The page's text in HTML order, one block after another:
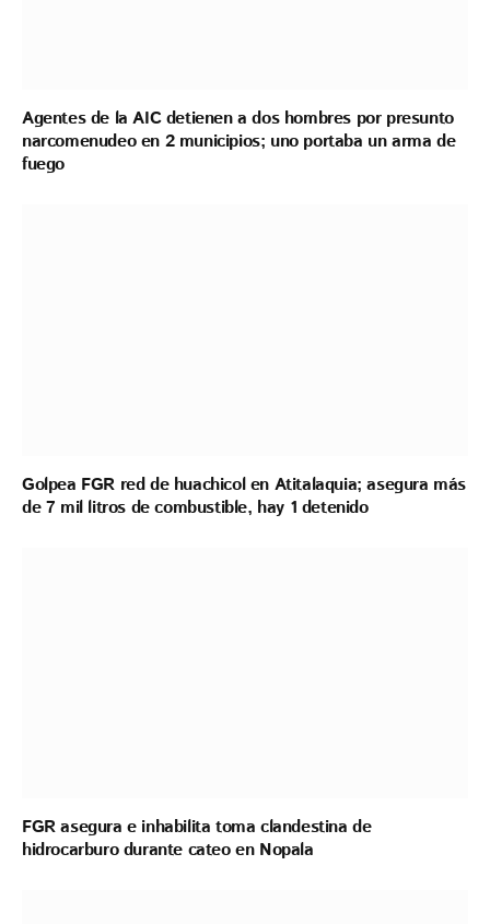
Agentes de la AIC detienen a dos hombres por presunto
narcomenudeo en 2 municipios; uno portaba un arma de
fuego
Golpea FGR red de huachicol en Atitalaquia; asegura más
de 7 mil litros de combustible, hay 1 detenido
FGR asegura e inhabilita toma clandestina de
hidrocarburo durante cateo en Nopala